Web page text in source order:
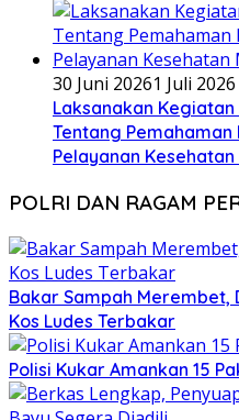
30 Juni 20261 Juli 2026
Laksanakan Kegiatan
Tentang Pemahaman
Pelayanan
POLRI DAN RAGAM
Bakar Sampah Merembet,
Kos Ludes Terbakar
Polisi Kukar Amankan 15